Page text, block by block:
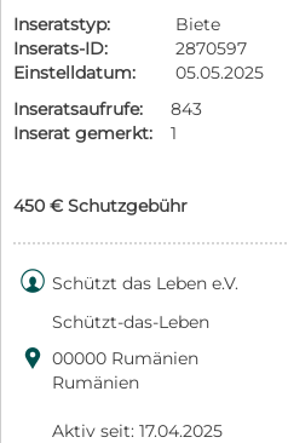
Inseratstyp:
Biete
Inserats-ID:
2870597
Einstelldatum:
05.05.2025
Inseratsaufrufe:
843
Inserat gemerkt:
1
450 € Schutzgebühr
 Schützt das Leben e.V.
Schützt-das-Leben
 00000 Rumänien
Rumänien
Aktiv seit: 17.04.2025